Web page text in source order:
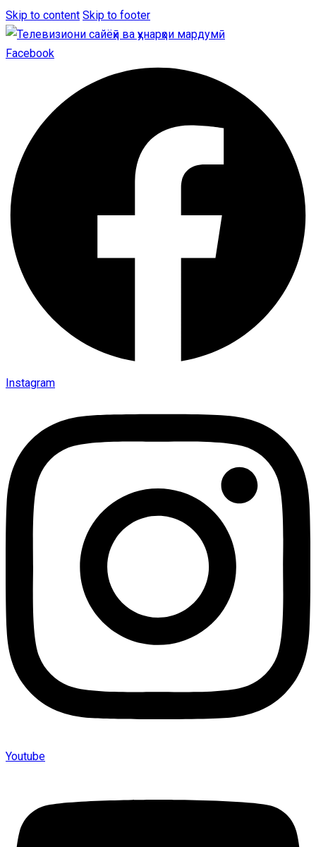
Skip to content Skip to footer
Facebook
Instagram
Youtube